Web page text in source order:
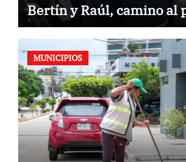
Bertín y Raúl, camino al
MUNICIPIOS